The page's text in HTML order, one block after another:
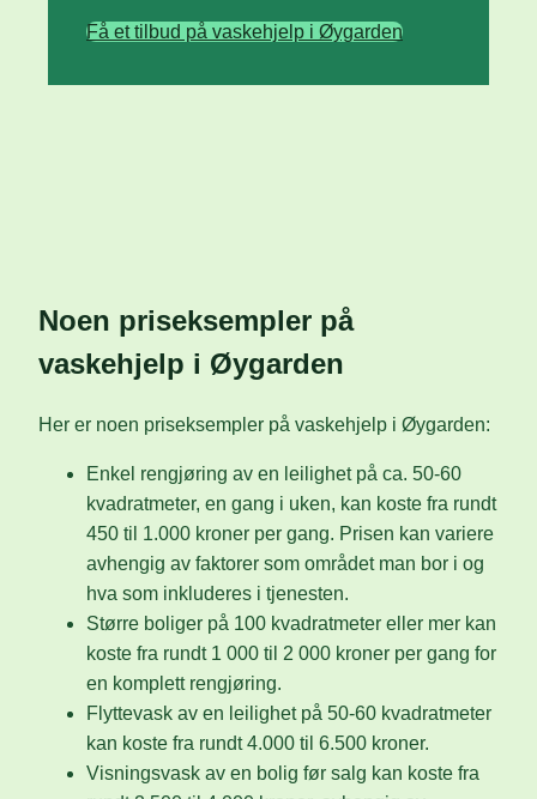
Få et tilbud på vaskehjelp i Øygarden
Noen priseksempler på
vaskehjelp i Øygarden
Her er noen priseksempler på vaskehjelp i Øygarden:
Enkel rengjøring av en leilighet på ca. 50-60
kvadratmeter, en gang i uken, kan koste fra rundt
450 til 1.000 kroner per gang. Prisen kan variere
avhengig av faktorer som området man bor i og
hva som inkluderes i tjenesten.
Større boliger på 100 kvadratmeter eller mer kan
koste fra rundt 1 000 til 2 000 kroner per gang for
en komplett rengjøring.
Flyttevask av en leilighet på 50-60 kvadratmeter
kan koste fra rundt 4.000 til 6.500 kroner.
Visningsvask av en bolig før salg kan koste fra